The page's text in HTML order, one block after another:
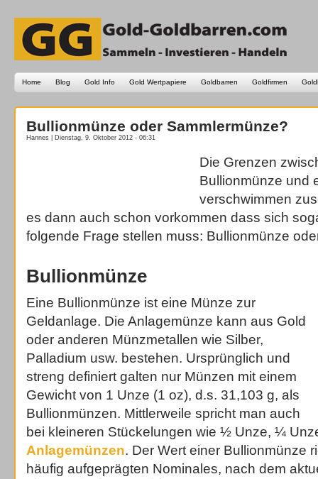
Home Blog Gold Info Gold Wertpapiere Goldbarren Goldfirmen
Bullionmünze oder Sammlermünze?
Hannes | Dienstag, 9. Oktober 2012 - 06:31
Die Grenzen
Bullionmünze und
verschwimmen
es dann auch schon vorkommen dass sich
folgende Frage stellen muss: Bullionmünze
Bullionmünze
Eine Bullionmünze ist eine Münze zur
Geldanlage. Die Anlagemünze kann aus Gold
oder anderen Münzmetallen wie Silber,
Palladium usw. bestehen. Ursprünglich und
streng definiert galten nur Münzen mit einem
Gewicht von 1 Unze (1 oz), d.s. 31,103 g, als
Bullionmünzen. Mittlerweile spricht man auch
bei kleineren Stückelungen wie ½ Unze, ¼
Anlagemünzen. Der Wert einer Bullionmünze
häufig aufgeprägten Nominales, nach dem